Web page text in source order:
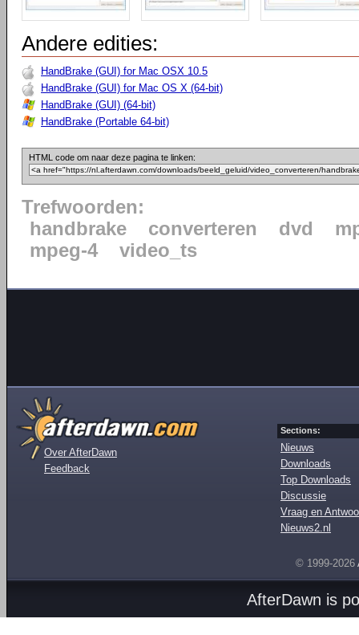
Andere edities:
HandBrake (GUI) for Mac OSX 10.5
HandBrake (GUI) for Mac OS X (64-bit)
HandBrake (GUI) (64-bit)
HandBrake (Portable 64-bit)
HTML code om naar deze pagina te linken:
Trefwoorden:
handbrake
converteren dvd
mpeg-4
video_ts
Over AfterDawn
Feedback
Sections:
Nieuws
Downloads
Top Downloads
Discussie
Vraag en
Nieuws2.nl
© 1999-2026
AfterDawn is